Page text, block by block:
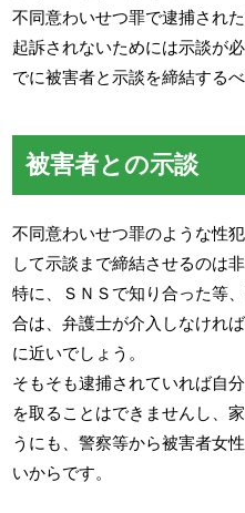
不同意わいせつ罪で逮捕され
起訴されないためには示談が
でに被害者と示談を締結するべ
被害者との示談
不同意わいせつ罪のような性
して示談まで締結させるのは
特に、ＳＮＳで知り合った等
合は、弁護士が介入しなけれ
に近いでしょう。
そもそも逮捕されていれば自
を取ることはできませんし、
うにも、警察等から被害者女
いからです。